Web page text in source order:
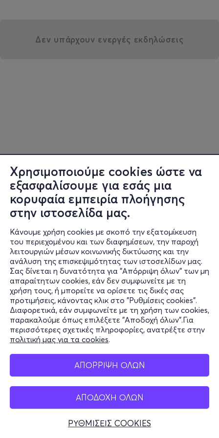
Χρησιμοποιούμε cookies ώστε να
εξασφαλίσουμε για εσάς μια
κορυφαία εμπειρία πλοήγησης
στην ιστοσελίδα μας.
Κάνουμε χρήση cookies με σκοπό την εξατομίκευση
του περιεχομένου και των διαφημίσεων, την παροχή
λειτουργιών μέσων κοινωνικής δικτύωσης και την
ανάλυση της επισκεψιμότητας των ιστοσελίδων μας.
Σας δίνεται η δυνατότητα για "Απόρριψη όλων" των μη
απαραίτητων cookies, εάν δεν συμφωνείτε με τη
χρήση τους, ή μπορείτε να ορίσετε τις δικές σας
προτιμήσεις, κάνοντας κλικ στο "Ρυθμίσεις cookies".
Διαφορετικά, εάν συμφωνείτε με τη χρήση των cookies,
παρακαλούμε όπως επιλέξετε "Αποδοχή όλων".Για
περισσότερες σχετικές πληροφορίες, ανατρέξτε στην
πολιτική μας για τα cookies.
ΑΠΟΡΡΙΨΗ ΟΛΩΝ
ΑΠΟΔΟΧΗ ΟΛΩΝ
ΡΥΘΜΙΣΕΙΣ COOKIES
Δεν υπάρχουν ενεργές εκδηλώσεις